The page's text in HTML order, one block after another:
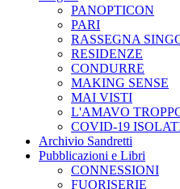
PANOPTICON
PARI
RASSEGNA
RESIDENZE
CONDURRE
MAKING SENSE
MAI VISTI
L'AMAVO
COVID-19
Archivio Sandretti
Pubblicazioni e Libri
CONNESSIONI
FUORISERIE